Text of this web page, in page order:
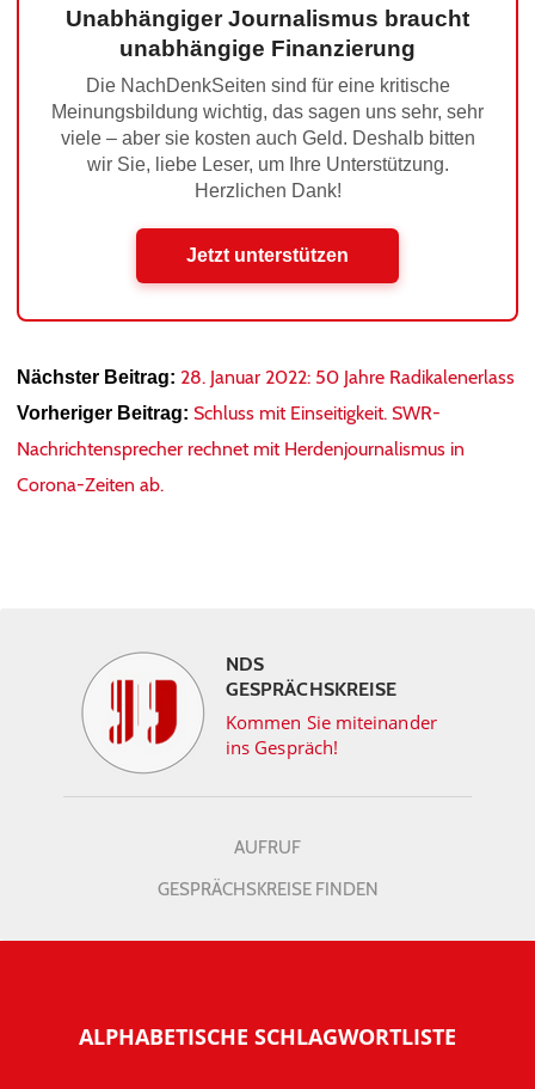
Unabhängiger Journalismus braucht
unabhängige Finanzierung
Die NachDenkSeiten sind für eine kritische
Meinungsbildung wichtig, das sagen uns sehr, sehr
viele – aber sie kosten auch Geld. Deshalb bitten
wir Sie, liebe Leser, um Ihre Unterstützung.
Herzlichen Dank!
Jetzt unterstützen
Nächster Beitrag: 28. Januar 2022: 50 Jahre Radikalenerlass
Vorheriger Beitrag: Schluss mit Einseitigkeit. SWR-
Nachrichtensprecher rechnet mit Herdenjournalismus in
Corona-Zeiten ab.
NDS
GESPRÄCHSKREISE
Kommen Sie miteinander
ins Gespräch!
AUFRUF
GESPRÄCHSKREISE FINDEN
ALPHABETISCHE SCHLAGWORTLISTE